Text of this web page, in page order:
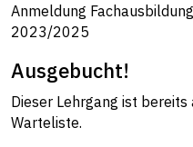
Anmeldung
2023/2025
Ausgebucht!
Dieser Lehrgang ist
Warteliste.